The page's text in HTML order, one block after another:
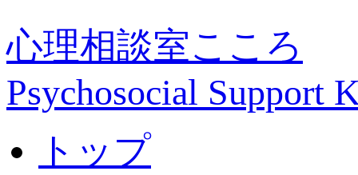
心理相談室こころ
Psychosocial Support
トップ